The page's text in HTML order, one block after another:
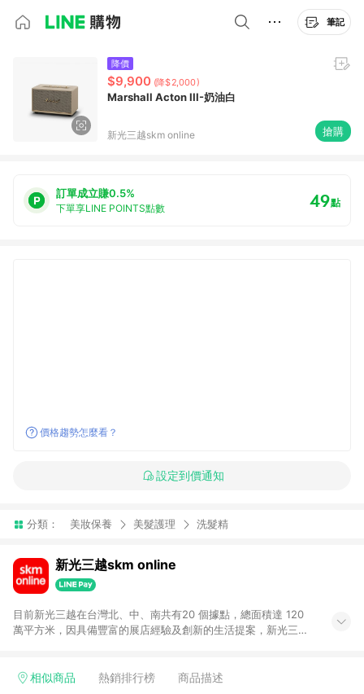
筆記
降價
$9,900 (降$2,000)
Marshall Acton III-奶油白
新光三越skm online 搶購
訂單成立賺0.5%
下單享LINE POINTS點數 49點
價格趨勢怎麼看？
設定到價通知
分類： 美妝保養 美髮護理 洗髮精
新光三越skm online
目前新光三越在台灣北、中、南共有20 個據點，總面積達 120
萬平方米，因具備豐富的展店經驗及創新的生活提案，新光三越
理念不斷向前邁進，並善盡企業社會責任，為人們帶來更愉悅美
相似商品 熱銷排行榜 商品描述